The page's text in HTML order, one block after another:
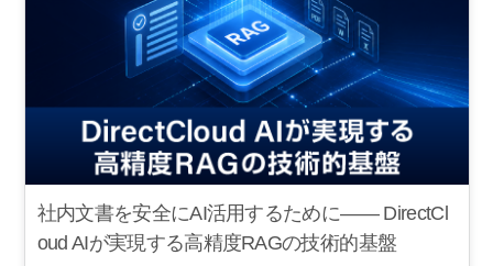
社内文書を安全にAI活用するために—— DirectCl
oud AIが実現する高精度RAGの技術的基盤